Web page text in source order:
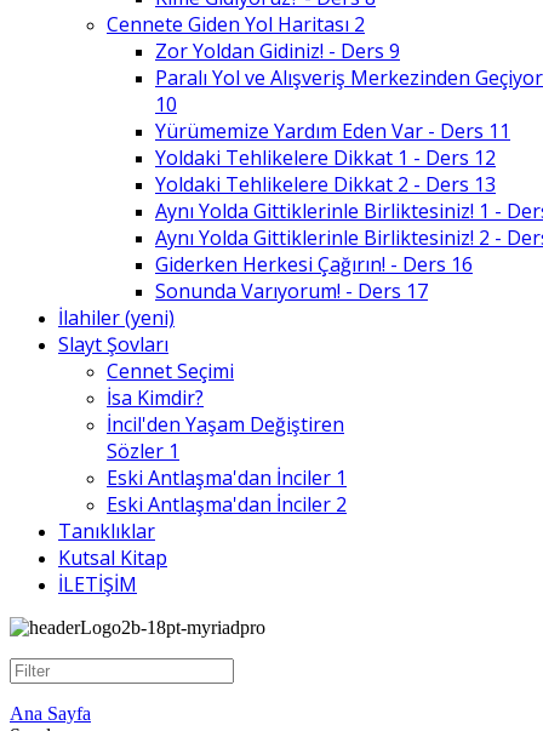
Cennete Giden Yol Haritası 2
Zor Yoldan Gidiniz! - Ders 9
Paralı Yol ve Alışveriş Merkezinden
10
Yürümemize Yardım Eden Var - Ders 11
Yoldaki Tehlikelere Dikkat 1 - Ders 12
Yoldaki Tehlikelere Dikkat 2 - Ders 13
Aynı Yolda Gittiklerinle Birliktesiniz! 1 -
Aynı Yolda Gittiklerinle Birliktesiniz! 2 -
Giderken Herkesi Çağırın! - Ders 16
Sonunda Varıyorum! - Ders 17
İlahiler (yeni)
Slayt Şovları
Cennet Seçimi
İsa Kimdir?
İncil'den Yaşam Değiştiren
Sözler 1
Eski Antlaşma'dan İnciler 1
Eski Antlaşma'dan İnciler 2
Tanıklıklar
Kutsal Kitap
İLETİŞİM
Ana Sayfa